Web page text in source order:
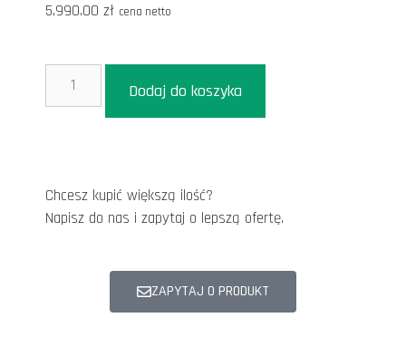
5,990.00 zł cena netto
Dodaj do koszyka
Chcesz kupić większą ilość?
Napisz do nas i zapytaj o lepszą ofertę.
ZAPYTAJ O PRODUKT